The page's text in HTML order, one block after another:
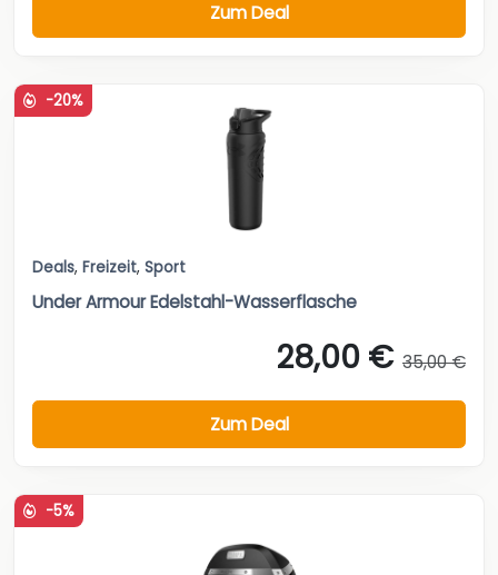
Zum Deal
-20%
Deals, Freizeit, Sport
Under Armour Edelstahl-Wasserflasche
28,00 € 35,00 €
Zum Deal
-5%